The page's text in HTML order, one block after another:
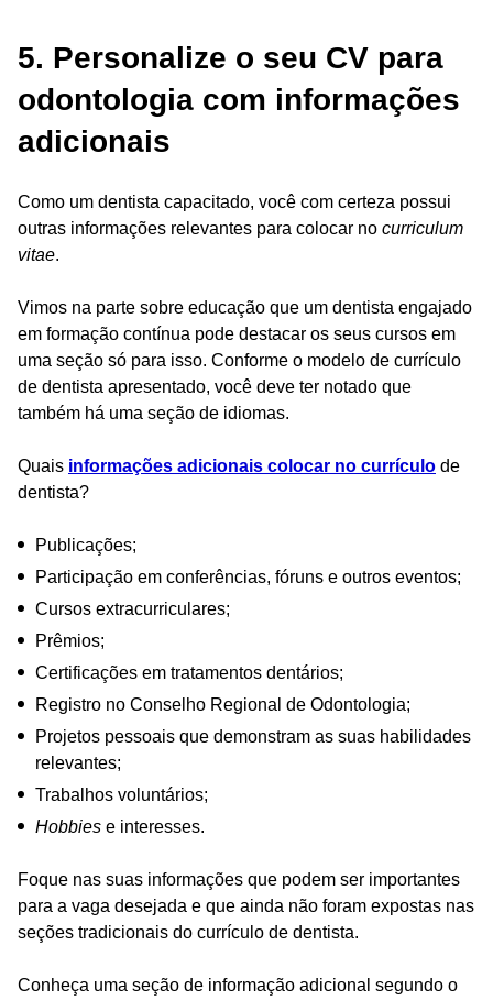
5. Personalize o seu CV para
odontologia com informações
adicionais
Como um dentista capacitado, você com certeza possui
outras informações relevantes para colocar no curriculum
vitae.
Vimos na parte sobre educação que um dentista engajado
em formação contínua pode destacar os seus cursos em
uma seção só para isso. Conforme o modelo de currículo
de dentista apresentado, você deve ter notado que
também há uma seção de idiomas.
Quais informações adicionais colocar no currículo de
dentista?
Publicações;
Participação em conferências, fóruns e outros eventos;
Cursos extracurriculares;
Prêmios;
Certificações em tratamentos dentários;
Registro no Conselho Regional de Odontologia;
Projetos pessoais que demonstram as suas habilidades
relevantes;
Trabalhos voluntários;
Hobbies e interesses.
Foque nas suas informações que podem ser importantes
para a vaga desejada e que ainda não foram expostas nas
seções tradicionais do currículo de dentista.
Conheça uma seção de informação adicional segundo o